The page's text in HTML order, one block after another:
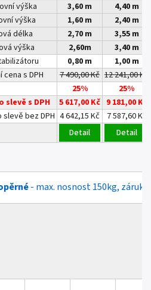
výška 3,60 m
4,40 m
výška 1,60 m
2,40 m
délka 2,70 m
3,55 m
výška 2,60m
3,40 m
0,80 m
1,00 m
cena s DPH
7 490,00 Kč 12 241,00 Kč
25%
25%
slevě s DPH
5 617,00 Kč 9 181,00 Kč
slevě bez DPH 4 642,15 Kč
7 587,60 Kč
Detail
Detail
- max. nosnost 150kg,